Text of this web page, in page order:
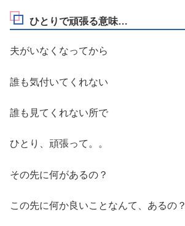
ひとりで頑張る意味…
夫がいなくなってから
誰も気付いてくれない
誰も見てくれない所で
ひとり、頑張って。。
その先に何があるの？
この先に何か良いことなんて、あるの？